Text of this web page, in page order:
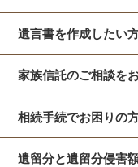
遺言書を作成したい
家族信託のご相談を
相続手続でお困りの
遺留分と遺留分侵害